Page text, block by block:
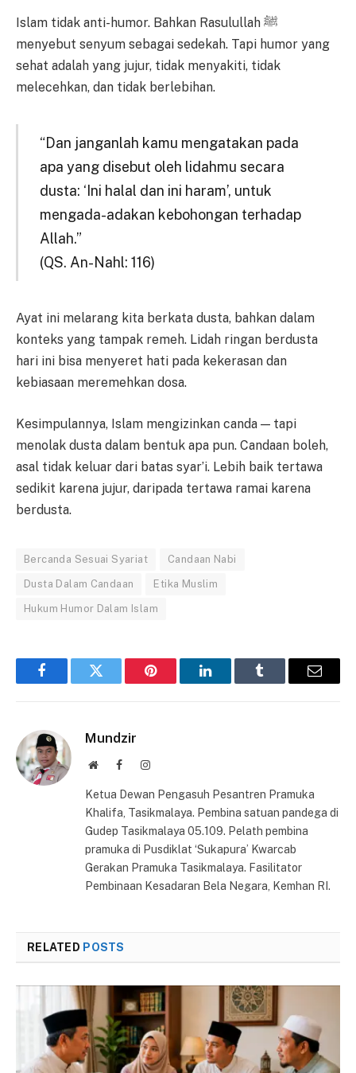
Islam tidak anti-humor. Bahkan Rasulullah ﷺ
menyebut senyum sebagai sedekah. Tapi humor yang
sehat adalah yang jujur, tidak menyakiti, tidak
melecehkan, dan tidak berlebihan.
“Dan janganlah kamu mengatakan pada
apa yang disebut oleh lidahmu secara
dusta: ‘Ini halal dan ini haram’, untuk
mengada-adakan kebohongan terhadap
Allah.”
(QS. An-Nahl: 116)
Ayat ini melarang kita berkata dusta, bahkan dalam
konteks yang tampak remeh. Lidah ringan berdusta
hari ini bisa menyeret hati pada kekerasan dan
kebiasaan meremehkan dosa.
Kesimpulannya, Islam mengizinkan canda — tapi
menolak dusta dalam bentuk apa pun. Candaan boleh,
asal tidak keluar dari batas syar’i. Lebih baik tertawa
sedikit karena jujur, daripada tertawa ramai karena
berdusta.
Bercanda Sesuai Syariat Candaan Nabi
Dusta Dalam Candaan Etika Muslim
Hukum Humor Dalam Islam
FacebookTwitter Pinterest LinkedInTumblr Email
Mundzir
WebsiteFacebookInstagram
Ketua Dewan Pengasuh Pesantren Pramuka
Khalifa, Tasikmalaya. Pembina satuan pandega di
Gudep Tasikmalaya 05.109. Pelath pembina
pramuka di Pusdiklat ‘Sukapura’ Kwarcab
Gerakan Pramuka Tasikmalaya. Fasilitator
Pembinaan Kesadaran Bela Negara, Kemhan RI.
RELATED POSTS